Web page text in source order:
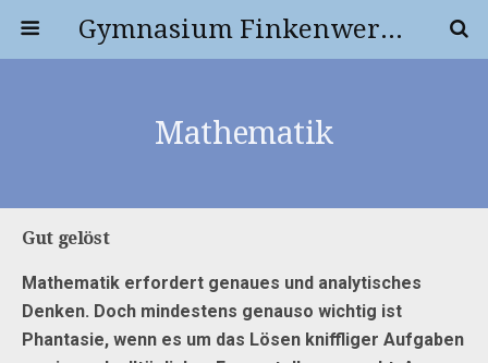
Gymnasium Finkenwerder
Mathematik
Gut gelöst
Mathematik erfordert genaues und analytisches
Denken. Doch mindestens genauso wichtig ist
Phantasie, wenn es um das Lösen kniffliger Aufgaben